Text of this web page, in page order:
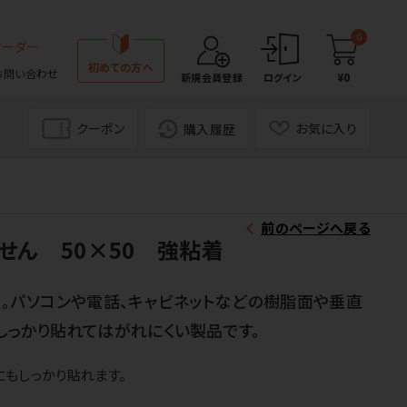
ダー
問い合わせ 初めての方へ
新規会員登録 ログイン
0
¥0
クーポン 購入履歴 お気に入り
前のページへ戻る
せん 50×50 強粘着
パソコンや電話、キャビネットなどの樹脂面や垂直
かり貼れてはがれにくい製品です。
しっかり貼れます。